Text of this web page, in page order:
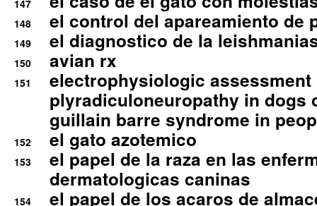
147
148 el control del apareamiento de
149 el diagnostico de la
150 avian rx
151
electrophysiologic assessment
plyradiculoneuropathy in dogs
guillain barre syndrome in
152 el gato azotemico
153
el papel de la raza en las
dermatologicas caninas
154
el papel de los acaros de